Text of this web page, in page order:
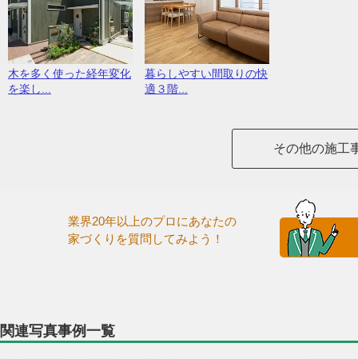
木を多く使った経年変化
を楽し...
暮らしやすい間取りの快
適３階...
その他の施工
業界20年以上のプロにあなたの
家づくりを質問してみよう！
関連写真事例一覧